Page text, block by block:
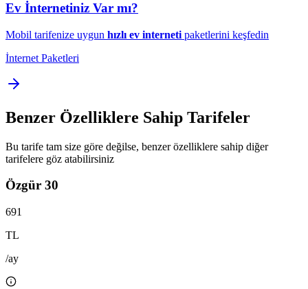
Ev İnternetiniz Var mı?
Mobil tarifenize uygun hızlı ev interneti paketlerini keşfedin
İnternet Paketleri
Benzer Özelliklere Sahip Tarifeler
Bu tarife tam size göre değilse, benzer özelliklere sahip diğer
tarifelere göz atabilirsiniz
Özgür 30
691
TL
/ay